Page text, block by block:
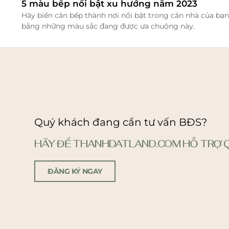
5 màu bếp nổi bật xu hướng năm 2023
Hãy biến căn bếp thành nơi nổi bật trong căn nhà của bạn
bằng những màu sắc đang được ưa chuộng này.
Quý khách đang cần tư vấn BĐS?
HÃY ĐỂ THANHDATLAND.COM HỖ TRỢ
ĐĂNG KÝ NGAY